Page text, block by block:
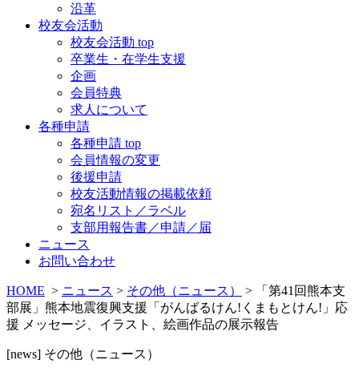
沿革
校友会活動
校友会活動 top
卒業生・在学生支援
企画
会員特典
求人について
各種申請
各種申請 top
会員情報の変更
後援申請
校友活動情報の掲載依頼
宛名リスト／ラベル
支部用報告書／申請／届
ニュース
お問い合わせ
HOME > ニュース > その他（ニュース）
> 「第41回熊本支
部展」熊本地震復興支援「がんばるけん!くまもとけん!」応
援 メッセージ、イラスト、絵画作品の展示報告
[news] その他（ニュース）